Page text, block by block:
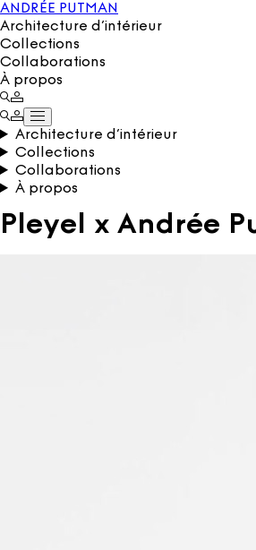
ANDRÉE PUTMAN
Architecture d’intérieur
Collections
Collaborations
À propos
Architecture d’intérieur
Collections
Collaborations
À propos
Pleyel x Andrée